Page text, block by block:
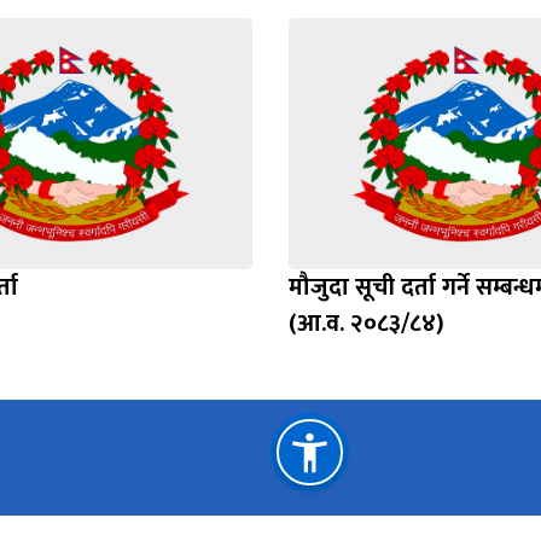
मौजुदा सूची दर्ता गर्ने
(आ.व. २०८३/८४)